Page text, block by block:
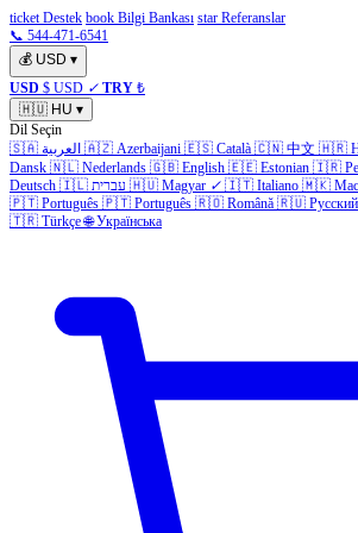
ticket Destek book Bilgi Bankası star Referanslar
📞 544-471-6541
💰 USD ▾
USD $ USD ✓ TRY ₺
🇭🇺 HU ▾
Dil Seçin
🇸🇦 العربية 🇦🇿 Azerbaijani 🇪🇸 Català 🇨🇳 中文 🇭🇷
Dansk 🇳🇱 Nederlands 🇬🇧 English 🇪🇪 Estonian 🇮🇷
Deutsch 🇮🇱 עברית 🇭🇺 Magyar ✓ 🇮🇹 Italiano 🇲🇰
🇵🇹 Português 🇵🇹 Português 🇷🇴 Română 🇷🇺 Русский
🇹🇷 Türkçe 🌐 Українська